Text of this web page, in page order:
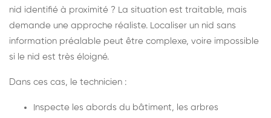
nid identifié à proximité ? La situation est traitable, mais
demande une approche réaliste. Localiser un nid sans
information préalable peut être complexe, voire impossible
si le nid est très éloigné.
Dans ces cas, le technicien :
Inspecte les abords du bâtiment, les arbres